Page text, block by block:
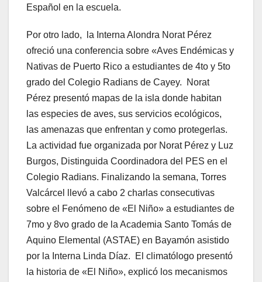
Español en la escuela.
Por otro lado, la Interna Alondra Norat Pérez
ofreció una conferencia sobre «Aves Endémicas y
Nativas de Puerto Rico a estudiantes de 4to y 5to
grado del Colegio Radians de Cayey. Norat
Pérez presentó mapas de la isla donde habitan
las especies de aves, sus servicios ecológicos,
las amenazas que enfrentan y como protegerlas.
La actividad fue organizada por Norat Pérez y Luz
Burgos, Distinguida Coordinadora del PES en el
Colegio Radians. Finalizando la semana, Torres
Valcárcel llevó a cabo 2 charlas consecutivas
sobre el Fenómeno de «El Niño» a estudiantes de
7mo y 8vo grado de la Academia Santo Tomás de
Aquino Elemental (ASTAE) en Bayamón asistido
por la Interna Linda Díaz. El climatólogo presentó
la historia de «El Niño», explicó los mecanismos